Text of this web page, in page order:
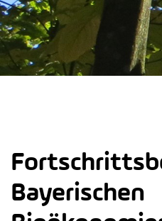
Bayerischen